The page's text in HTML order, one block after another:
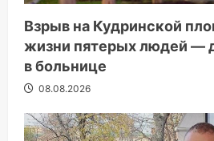
Взрыв на Кудринской
жизни пятерых людей —
в больнице
08.08.2026